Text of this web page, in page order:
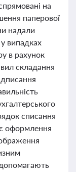
на
паперової
надали
випадках
в рахунок
складання
списання
оформлення